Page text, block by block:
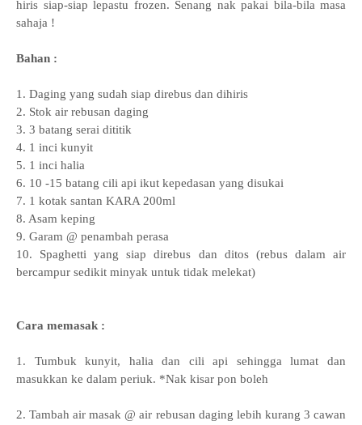
hiris siap-siap lepastu frozen. Senang nak pakai bila-bila masa
sahaja !
Bahan :
1. Daging yang sudah siap direbus dan dihiris
2. Stok air rebusan daging
3. 3 batang serai dititik
4. 1 inci kunyit
5. 1 inci halia
6. 10 -15 batang cili api ikut kepedasan yang disukai
7. 1 kotak santan KARA 200ml
8. Asam keping
9. Garam @ penambah perasa
10. Spaghetti yang siap direbus dan ditos (rebus dalam air
bercampur sedikit minyak untuk tidak melekat)
Cara memasak :
1. Tumbuk kunyit, halia dan cili api sehingga lumat dan
masukkan ke dalam periuk. *Nak kisar pon boleh
2. Tambah air masak @ air rebusan daging lebih kurang 3 cawan